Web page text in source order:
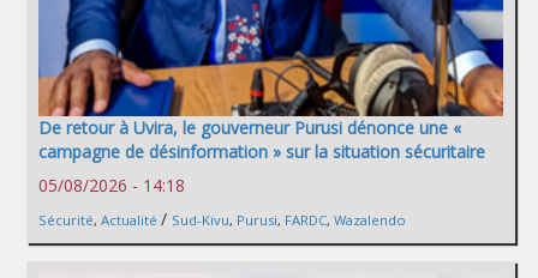
De retour à Uvira, le gouverneur Purusi dénonce une «
campagne de désinformation » sur la situation sécuritaire
05/08/2026 - 14:18
Sécurité, Actualité / Sud-Kivu, Purusi, FARDC, Wazalendo